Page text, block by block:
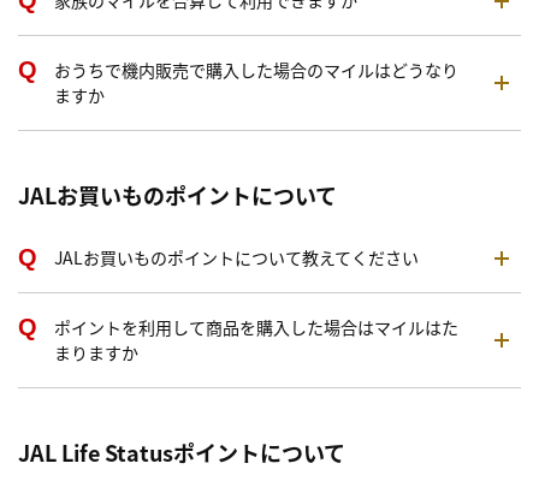
おうちで機内販売で購入した場合のマイルはどうなり
ますか
JALお買いものポイントについて
JALお買いものポイントについて教えてください
ポイントを利用して商品を購入した場合はマイルはた
まりますか
JAL Life Statusポイントについて